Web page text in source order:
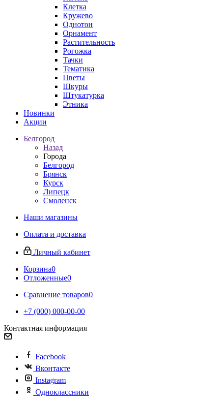
Клетка
Кружево
Однотон
Орнамент
Растительность
Рогожка
Тачки
Тематика
Цветы
Шкуры
Штукатурка
Этника
Новинки
Акции
Белгород
Назад
Города
Белгород
Брянск
Курск
Липецк
Смоленск
Наши магазины
Оплата и доставка
Личный кабинет
Корзина0
Отложенные0
Сравнение товаров0
+7 (000) 000-00-00
Контактная информация
Facebook
Вконтакте
Instagram
Одноклассники